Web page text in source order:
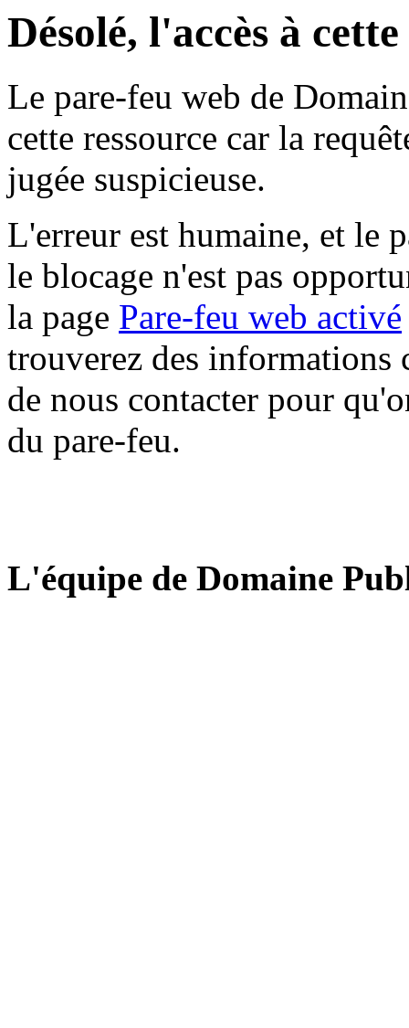
Désolé, l'accès à
Le pare-feu web de
cette ressource car la
jugée suspicieuse.
L'erreur est humaine, et le
le blocage n'est pas
la page Pare-feu web activé
trouverez des informations
de nous contacter pour
du pare-feu.
L'équipe de Domaine